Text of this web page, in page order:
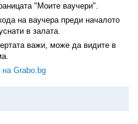
"Моите ваучери".
на ваучера преди началото
в залата.
важи, може да видите в
на Grabo.bg